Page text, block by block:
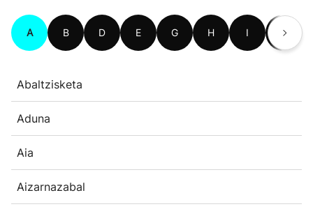
A B D E G H I L
Abaltzisketa
Aduna
Aia
Aizarnazabal